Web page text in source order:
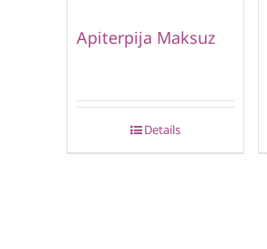
Apiterpija Maksuz
Details